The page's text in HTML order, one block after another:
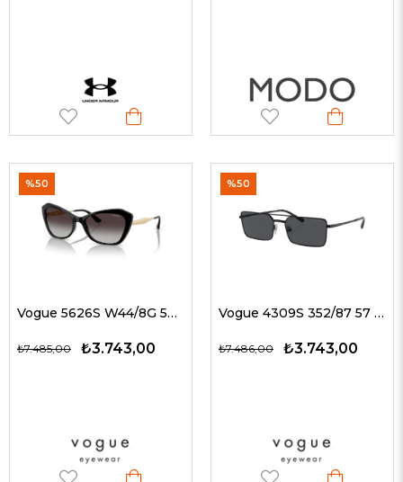
Vogue 5626S W44/8G 56 G Kadın Güneş Gözlükleri
₺3.743,00
₺7.485,00
%50
Vogue 4309S 352/87 57 G Unisex Güneş Gözlükleri
₺3.743,00
₺7.486,00
%50